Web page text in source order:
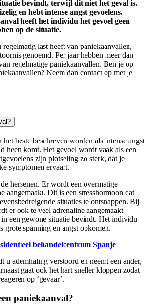
bevindt, terwijl dit niet het geval is.
en hebt intense angst gevoelens.
heeft het individu het gevoel geen
op de situatie.
last heeft van paniekaanvallen,
genoemd. Per jaar hebben meer dan
regelmatige paniekaanvallen. Ben je op
Neem dan contact op met je
beste beschreven worden als intense angst
heen komt. Het gevoel wordt vaak als een
zijn plotseling zo sterk, dat je
symptomen ervaart.
hersenen. Er wordt een overmatige
aangemaakt. Dit is een stresshormoon dat
situaties te ontsnappen. Bij
er ook te veel adrenaline aangemaakt
een gewone situatie bevindt. Het individu
grote spanning en angst opkomen.
behandelcentrum Spanje
u ademhaling verstoord en neemt een ander,
gaat ook het hart sneller kloppen zodat
op ‘gevaar’.
paniekaanval?